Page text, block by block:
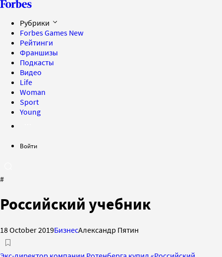
Рубрики
Forbes Games New
Рейтинги
Франшизы
Подкасты
Видео
Life
Woman
Sport
Young
Войти
#
Российский учебник
18 October 2019БизнесАлександр Пятин